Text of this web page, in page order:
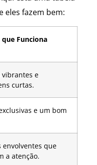
eles fazem bem:
que Funciona
vibrantes e
curtas.
e um bom
envolventes que
a atenção.